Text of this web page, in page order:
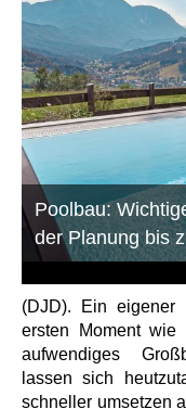
Poolbau:
der Planung bis
(DJD). Ein
ersten Moment wie
aufwendiges
lassen sich
schneller umsetzen